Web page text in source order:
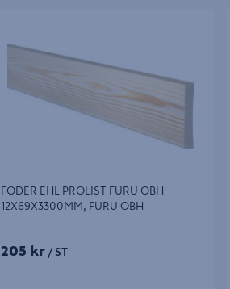
FODER EHL PROLIST FURU OBH
12X69X3300MM, FURU OBH
205 kr / ST